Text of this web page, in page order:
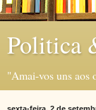
Politica
"Amai-vos uns aos